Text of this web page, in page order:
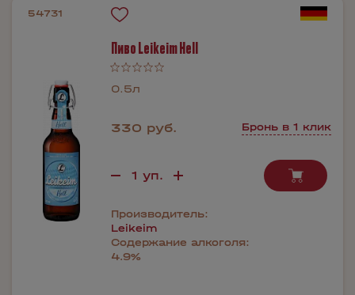
54731
Пиво Leikeim Hell
0.5л
330 руб. Бронь в 1 клик
Производитель:
Leikeim
Содержание алкоголя:
4.9%